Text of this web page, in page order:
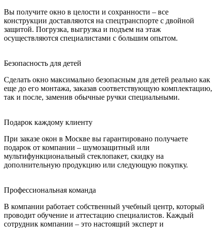
Вы получите окно в целости и сохранности – все
конструкции доставляются на спецтранспорте с двойной
защитой. Погрузка, выгрузка и подъем на этаж
осуществляются специалистами с большим опытом.
Безопасность для детей
Сделать окно максимально безопасным для детей реально как
еще до его монтажа, заказав соответствующую комплектацию,
так и после, заменив обычные ручки специальными.
Подарок каждому клиенту
При заказе окон в Москве вы гарантировано получаете
подарок от компании – шумозащитный или
мультифункциональный стеклопакет, скидку на
дополнительную продукцию или следующую покупку.
Профессиональная команда
В компании работает собственный учебный центр, который
проводит обучение и аттестацию специалистов. Каждый
сотрудник компании – это настоящий эксперт и